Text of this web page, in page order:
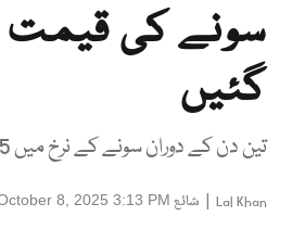
سونے کی قیمت
گئیں
تین دن کے دوران سونے کے نرخ میں 15 ہزار 3 سو روپے کا اضافہ ہو گیا
Lal Khan
| شائع 8, 2025 3:13 PM